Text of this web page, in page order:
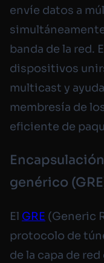
envíe datos a
banda de la red.
dispositivos
multicast y
membresía de
eficiente de
genérico
El GRE (Generic
protocolo de
de la capa de